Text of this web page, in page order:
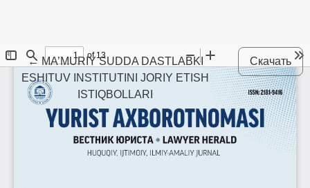
← Maqola tafsilotlariga qaytish
MA’MURIY SUDDA DASTLABKI
ESHITUV INSTITUTINI JORIY ETISH
ISTIQBOLLARI
Скачать